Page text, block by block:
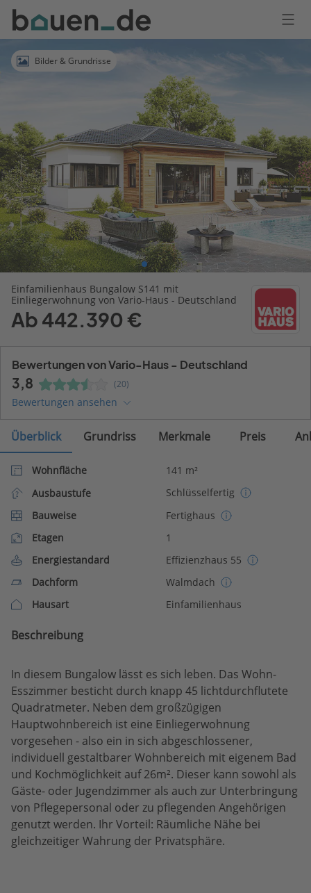
Bauen
Logo
AnmeldenBilder & Grundrisse
Einfamilienhaus Bungalow S141 mit
Einliegerwohnung von Vario-Haus - Deutschland
Ab 442.390 €
Bewertungen von Vario-Haus - Deutschland
3,8 (20)
Bewertungen ansehen
Überblick Grundriss Merkmale Preis
Wohnfläche
141 m²
Ausbaustufe
Schlüsselfertig
Bauweise
Fertighaus
Etagen
1
Energiestandard
Effizienzhaus 55
Dachform
Walmdach
Hausart
Einfamilienhaus
Beschreibung
In diesem Bungalow lässt es sich leben. Das Wohn-
Esszimmer besticht durch knapp 45 lichtdurchflutete
Quadratmeter. Neben dem großzügigen
Hauptwohnbereich ist eine Einliegerwohnung
vorgesehen - also ein in sich abgeschlossener,
individuell gestaltbarer Wohnbereich mit eigenem Bad
und Kochmöglichkeit auf 26m². Dieser kann sowohl als
Gäste- oder Jugendzimmer als auch zur Unterbringung
von Pflegepersonal oder zu pflegenden Angehörigen
genutzt werden. Ihr Vorteil: Räumliche Nähe bei
gleichzeitiger Wahrung der Privatsphäre.